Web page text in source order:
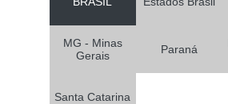
MG - Minas
Gerais
Paraná
Santa Catarina